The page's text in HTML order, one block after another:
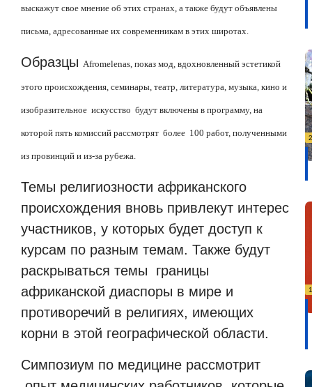
выскажут свое мнение об этих странах, а также будут объявлены
письма, адресованные их современникам в этих широтах.
Образцы Afromelenas, показ мод, вдохновленный эстетикой
этого происхождения, семинары, театр, литература, музыка, кино и
изобразительное искусство будут включены в программу, на
которой пять комиссий рассмотрят более 100 работ, полученными
из провинций и из-за рубежа.
Темы религиозности африканского
происхождения вновь привлекут интерес
участников, у которых будет доступ к
курсам по разным темам. Также будут
раскрываться темы
границы
африканской диаспоры в мире и
противоречий в религиях, имеющих
корни в этой географической области.
Симпозиум по медицине рассмотрит